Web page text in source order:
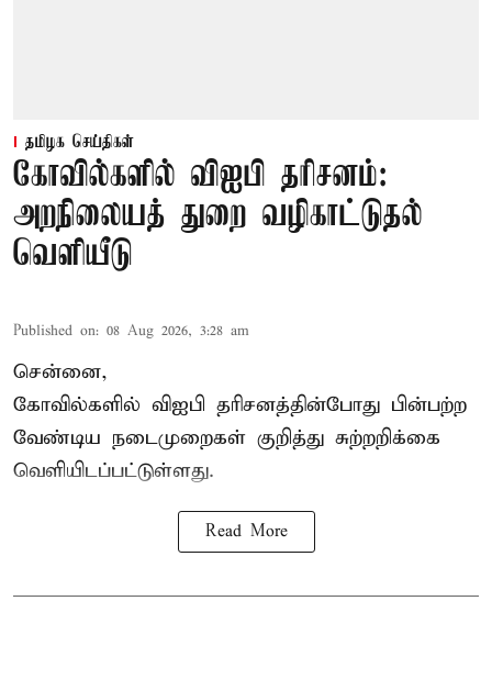
தமிழக செய்திகள்
கோவில்களில் விஐபி தரிசனம்:
அறநிலையத் துறை வழிகாட்டுதல்
வெளியீடு
Published on: 08 Aug 2026, 3:28 am
சென்னை,
கோவில்களில் விஐபி தரிசனத்தின்போது பின்பற்ற
வேண்டிய நடைமுறைகள் குறித்து சுற்றறிக்கை
வெளியிடப்பட்டுள்ளது.
Read More